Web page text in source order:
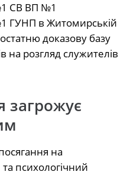
СВ ВП №1
ГУНП в Житомирській
доказову базу
на розгляд служителів
загрожує
на
психологічний